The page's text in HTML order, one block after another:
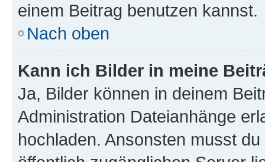
einem Beitrag benutzen kannst.
Nach oben
Kann ich Bilder in meine
Ja, Bilder können in deinem
Administration Dateianhänge
hochladen. Ansonsten musst